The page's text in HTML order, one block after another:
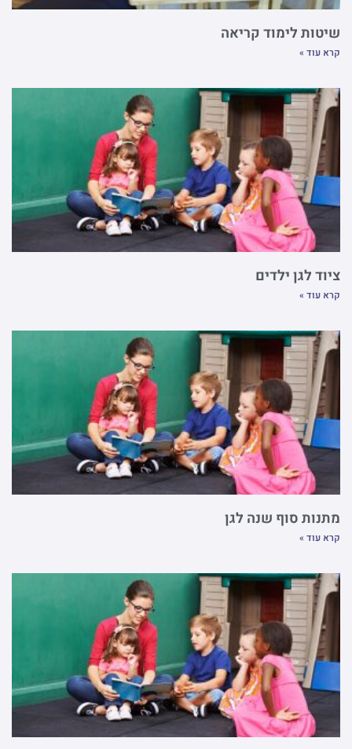
שיטות לימוד קריאה
קרא עוד »
ציוד לגן ילדים
קרא עוד »
מתנות סוף שנה לגן
קרא עוד »